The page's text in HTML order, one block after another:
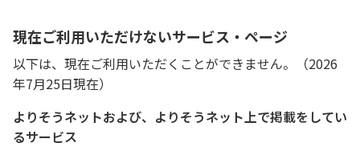
現在ご利用いただけないサービス・ページ
以下は、現在ご利用いただくことができません。（2026
年7月25日現在）
よりそうネットおよび、よりそうネット上で掲載をしてい
るサービス